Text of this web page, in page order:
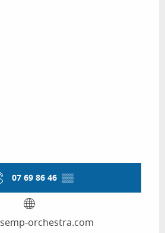
07 69 86 46 ▒▒
orchestra.com